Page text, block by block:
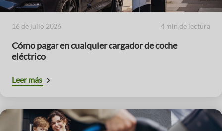
16 de julio 2026 4 min de lectura
Cómo pagar en cualquier cargador de coche
eléctrico
Leer más